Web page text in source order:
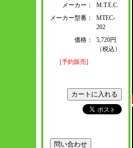
メーカー：
M.T.E.C.
メーカー型番：
MTEC-
202
価格：
5,720円
（税込）
[予約販売]